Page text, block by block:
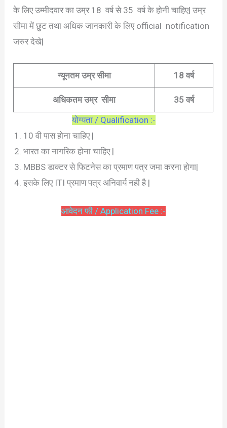
के लिए उम्मीदवार का उम्र 18 वर्ष से 35 वर्ष के होनी चाहिए| उम्र
सीमा में छुट तथा अधिक जानकारी के लिए official notification
जरुर देखे|
न्यूनतम उम्र सीमा 18 वर्ष
अधिकतम उम्र सीमा
35 वर्ष
योग्यता / Qualification :-
10 वी पास होना चाहिए |
भारत का नागरिक होना चाहिए |
MBBS डाक्टर से फिटनेस का प्रमाण पत्र जमा करना होगा|
इसके लिए ITI प्रमाण पत्र अनिवार्य नही है |
आवेदन फी / Application Fee :-